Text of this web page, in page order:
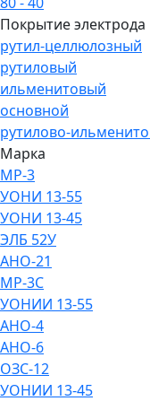
Покрытие электрода
рутил-целлюлозный
рутиловый
ильменитовый
основной
рутилово-
Марка
МР-3
УОНИ 13-55
УОНИ 13-45
ЭЛБ 52У
АНО-21
МР-3С
УОНИИ 13-55
АНО-4
АНО-6
ОЗС-12
УОНИИ 13-45